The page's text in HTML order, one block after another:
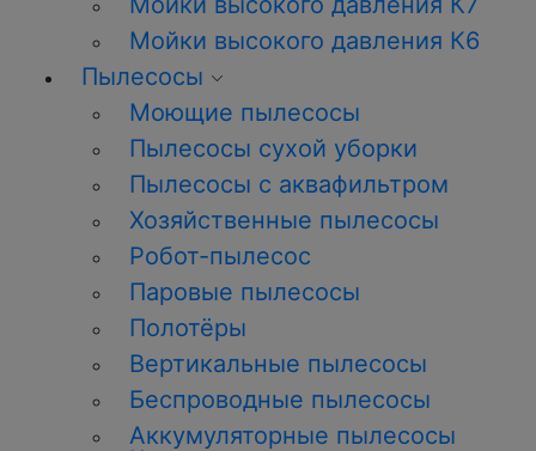
Мойки высокого давления К6
Пылесосы
Моющие пылесосы
Пылесосы сухой уборки
Пылесосы с аквафильтром
Хозяйственные пылесосы
Робот-пылесос
Паровые пылесосы
Полотёры
Вертикальные пылесосы
Беспроводные пылесосы
Аккумуляторные пылесосы